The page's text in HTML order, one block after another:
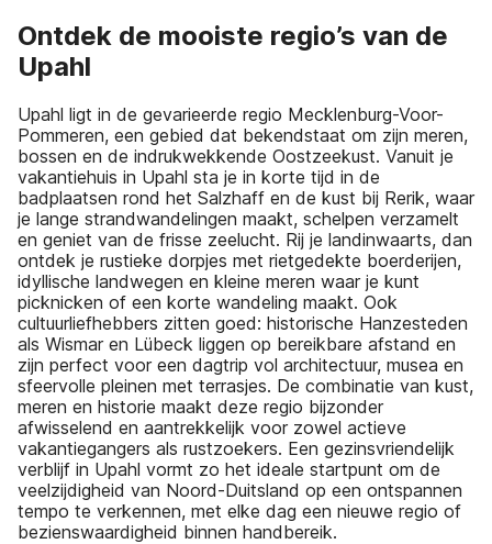
Ontdek de mooiste regio’s van de
Upahl
Upahl ligt in de gevarieerde regio Mecklenburg-Voor-
Pommeren, een gebied dat bekendstaat om zijn meren,
bossen en de indrukwekkende Oostzeekust. Vanuit je
vakantiehuis in Upahl sta je in korte tijd in de
badplaatsen rond het Salzhaff en de kust bij Rerik, waar
je lange strandwandelingen maakt, schelpen verzamelt
en geniet van de frisse zeelucht. Rij je landinwaarts, dan
ontdek je rustieke dorpjes met rietgedekte boerderijen,
idyllische landwegen en kleine meren waar je kunt
picknicken of een korte wandeling maakt. Ook
cultuurliefhebbers zitten goed: historische Hanzesteden
als Wismar en Lübeck liggen op bereikbare afstand en
zijn perfect voor een dagtrip vol architectuur, musea en
sfeervolle pleinen met terrasjes. De combinatie van kust,
meren en historie maakt deze regio bijzonder
afwisselend en aantrekkelijk voor zowel actieve
vakantiegangers als rustzoekers. Een gezinsvriendelijk
verblijf in Upahl vormt zo het ideale startpunt om de
veelzijdigheid van Noord-Duitsland op een ontspannen
tempo te verkennen, met elke dag een nieuwe regio of
bezienswaardigheid binnen handbereik.